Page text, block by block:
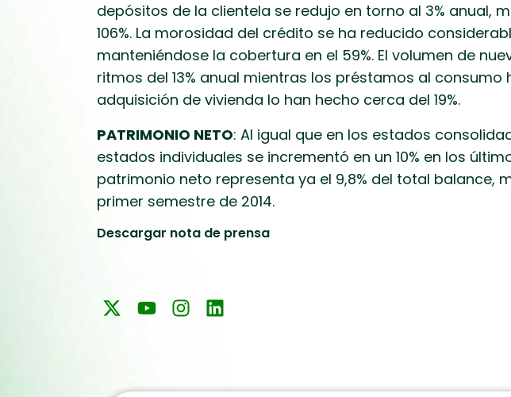
depósitos de la clientela se redujo en torno al 3%
106%. La morosidad del crédito se ha reducido
manteniéndose la cobertura en el 59%. El volumen de
ritmos del 13% anual mientras los préstamos al
adquisición de vivienda lo han hecho cerca del 19%.
PATRIMONIO NETO: Al igual que en los estados
estados individuales se incrementó en un 10% en los
patrimonio neto representa ya el 9,8% del total balance,
primer semestre de 2014.
Descargar nota de prensa